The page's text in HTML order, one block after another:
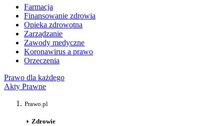
Farmacja
Finansowanie zdrowia
Opieka zdrowotna
Zarządzanie
Zawody medyczne
Koronawirus a prawo
Orzeczenia
Prawo dla każdego
Akty Prawne
Prawo.pl
Zdrowie